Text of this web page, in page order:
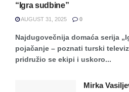
“Igra sudbine”
AUGUST 31, 2025 0
Najdugovečnija domaća serija
pojačanje – poznati turski
pridružio se ekipi i uskoro...
Mirka